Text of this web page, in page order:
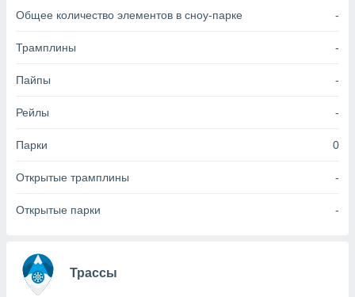
выбора
помощью
из
данных
Общее количество элементов в сноу-парке -
Трамплины -
Пайпы -
Рейлы -
Парки 0
Открытые трамплины -
Открытые парки -
Трассы